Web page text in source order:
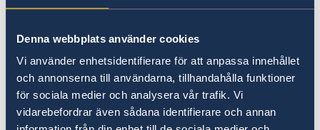
Denna webbplats använder cookies
Vi använder enhetsidentifierare för att anpassa innehållet
och annonserna till användarna, tillhandahålla funktioner
för sociala medier och analysera vår trafik. Vi
vidarebefordrar även sådana identifierare och annan
detta i din ansökan. Observera att en
ditt körkort.
Ditt svenska körkort ska förnyas vart tionde år.
Det ska också förnyas om det har förstörts eller
kommit bort eller om någon uppgift i det